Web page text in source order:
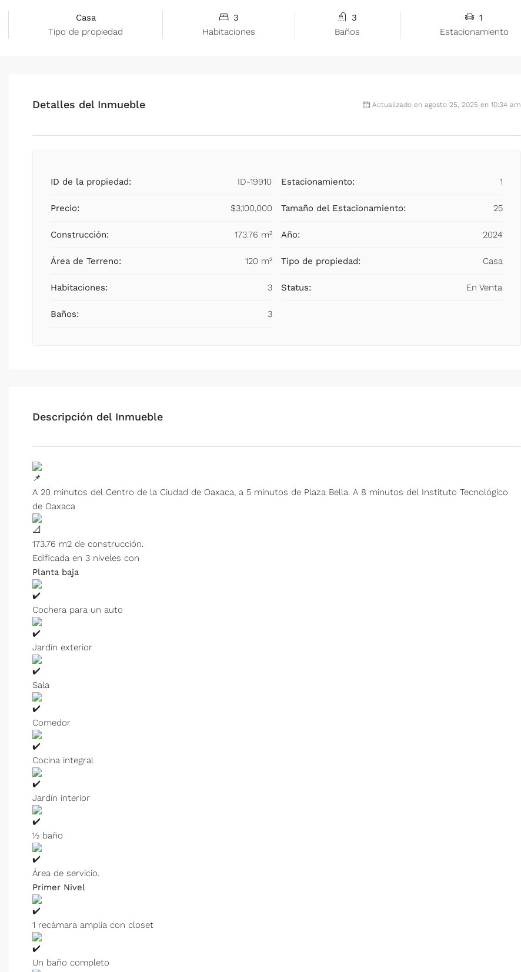
Casa
Tipo de propiedad
3
Habitaciones
3
Baños
1
Estacionamiento
Detalles del Inmueble Actualizado en agosto 25, 2025 en 10:34 am
ID de la propiedad: ID-19910
Precio: $3,100,000
Construcción: 173.76 m²
Área de Terreno: 120 m²
Habitaciones: 3
Baños: 3
Estacionamiento: 1
Tamaño del Estacionamiento: 25
Año: 2024
Tipo de propiedad: Casa
Status: En Venta
Descripción del Inmueble
A 20 minutos del Centro de la Ciudad de Oaxaca, a 5 minutos de Plaza Bella. A 8 minutos del Instituto Tecnológico
de Oaxaca
173.76 m2 de construcción.
Edificada en 3 niveles con
Planta baja
Cochera para un auto
Jardín exterior
Sala
Comedor
Cocina integral
Jardín interior
½ baño
Área de servicio.
Primer Nivel
1 recámara amplia con closet
Un baño completo